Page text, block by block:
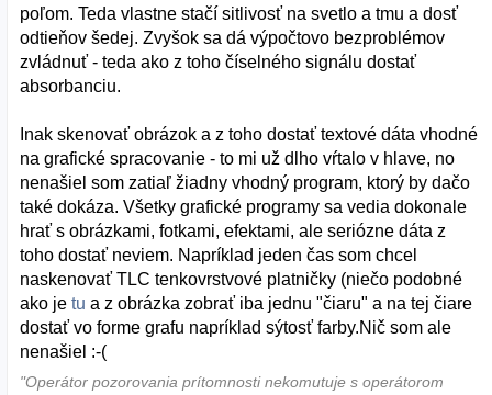
poľom. Teda vlastne stačí sitlivosť na svetlo a tmu a dosť
odtieňov šedej. Zvyšok sa dá výpočtovo bezproblémov
zvládnuť - teda ako z toho číselného signálu dostať
absorbanciu.
Inak skenovať obrázok a z toho dostať textové dáta vhodné
na grafické spracovanie - to mi už dlho vŕtalo v hlave, no
nenašiel som zatiaľ žiadny vhodný program, ktorý by dačo
také dokáza. Všetky grafické programy sa vedia dokonale
hrať s obrázkami, fotkami, efektami, ale seriózne dáta z
toho dostať neviem. Napríklad jeden čas som chcel
naskenovať TLC tenkovrstvové platničky (niečo podobné
ako jetu a z obrázka zobrať iba jednu "čiaru" a na tej čiare
dostať vo forme grafu napríklad sýtosť farby.Nič som ale
nenašiel :-(
"Operátor pozorovania prítomnosti nekomutuje s operátorom